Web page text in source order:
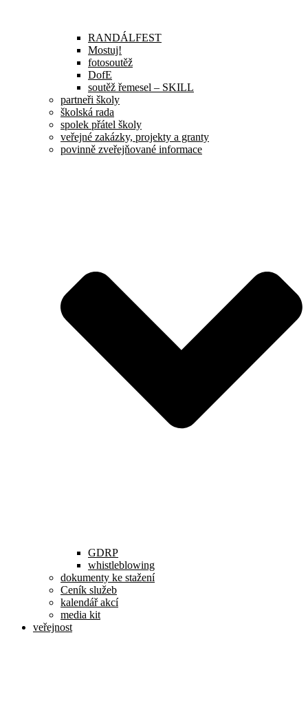
RANDÁLFEST
Mostuj!
fotosoutěž
DofE
soutěž řemesel – SKILL
partneři školy
školská rada
spolek přátel školy
veřejné zakázky, projekty a granty
povinně zveřejňované informace
GDRP
whistleblowing
dokumenty ke stažení
Ceník služeb
kalendář akcí
media kit
veřejnost